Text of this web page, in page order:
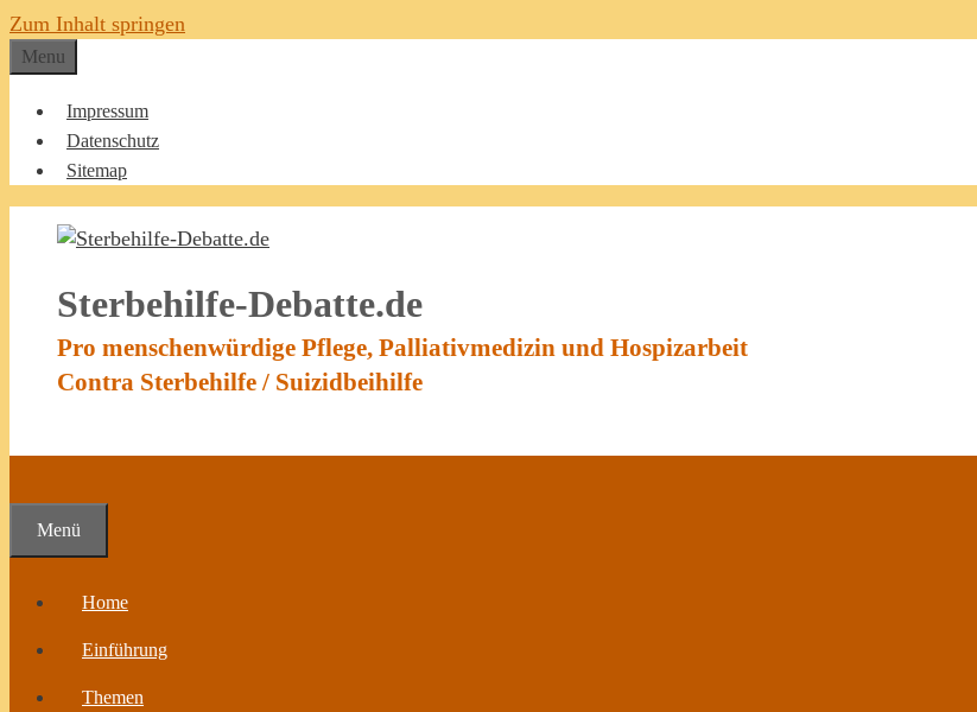
Zum Inhalt springen
Menu
Impressum
Datenschutz
Sitemap
Sterbehilfe-Debatte.de
Pro menschenwürdige Pflege, Palliativmedizin und Hospizarbeit
Contra Sterbehilfe / Suizidbeihilfe
Menü
Home
Einführung
Themen